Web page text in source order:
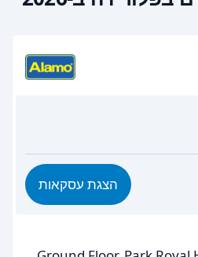
9.0
9.3
הצגת עסקאות